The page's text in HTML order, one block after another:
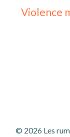
Violence
© 2026 Les